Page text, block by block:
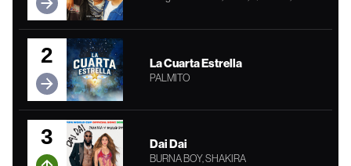
2 La Cuarta Estrella
PALMITO
3 Dai Dai
BURNA BOY, SHAKIRA